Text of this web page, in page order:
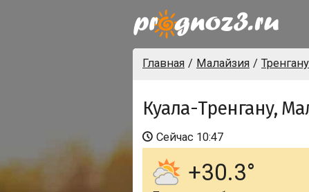
Главная Малайзия Тренгану
Куала-Тренгану,
Сейчас 10:47
+30.3